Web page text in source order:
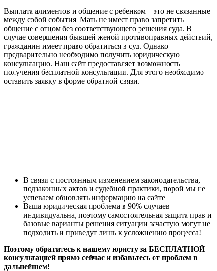
Выплата алиментов и общение с ребенком – это не связанные
между собой события. Мать не имеет право запретить
общение с отцом без соответствующего решения суда. В
случае совершения бывшей женой противоправных действий,
гражданин имеет право обратиться в суд. Однако
предварительно необходимо получить юридическую
консультацию. Наш сайт предоставляет возможность
получения бесплатной консультации. Для этого необходимо
оставить заявку в форме обратной связи.
В связи с постоянным изменением законодательства,
подзаконных актов и судебной практики, порой мы не
успеваем обновлять информацию на сайте
Ваша юридическая проблема в 90% случаев
индивидуальна, поэтому самостоятельная защита прав и
базовые варианты решения ситуации зачастую могут не
подходить и приведут лишь к усложнению процесса!
Поэтому обратитесь к нашему юристу за БЕСПЛАТНОЙ
консультацией прямо сейчас и избавьтесь от проблем в
дальнейшем!